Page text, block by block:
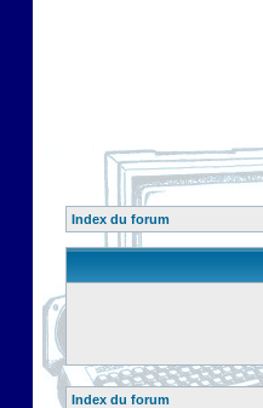
Index du forum
Index du forum